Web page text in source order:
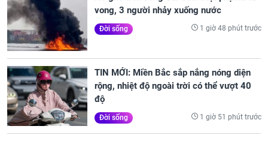
vong, 3 người nhảy xuống nước
Đời sống 1 giờ 48 phút trước
TIN MỚI: Miền Bắc sắp nắng nóng diện
rộng, nhiệt độ ngoài trời có thể vượt 40
độ
Đời sống 1 giờ 51 phút trước